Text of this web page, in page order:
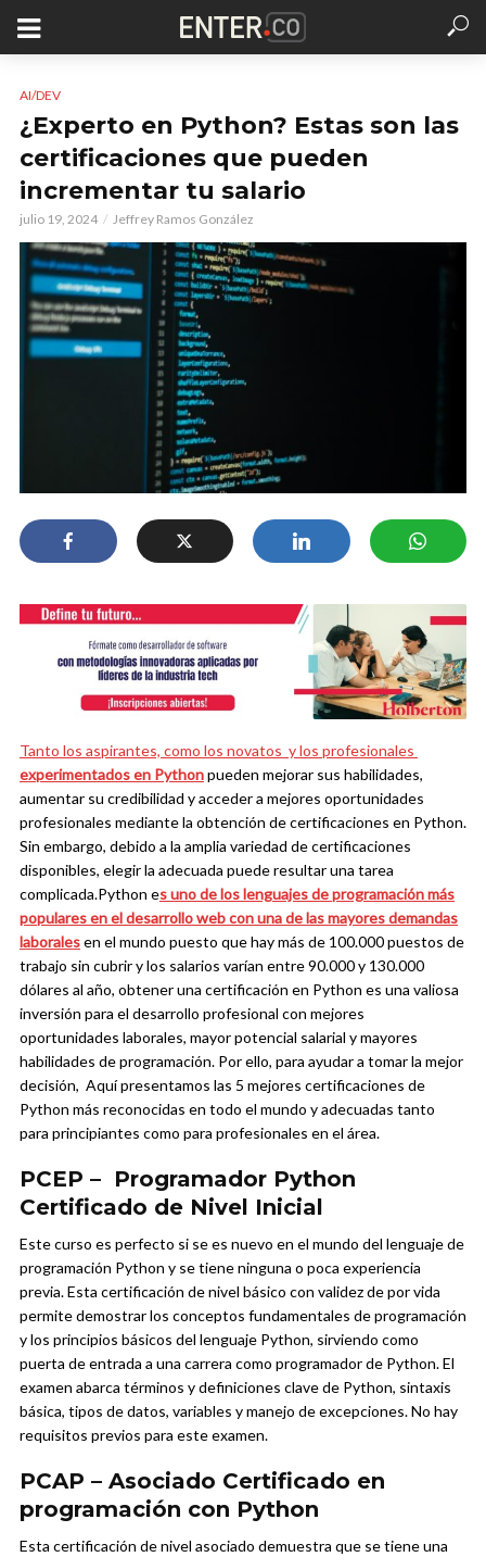
AI/DEV
¿Experto en Python? Estas son las
certificaciones que pueden
incrementar tu salario
julio 19, 2024 Jeffrey Ramos González
Tanto los aspirantes, como los novatos y los profesionales
experimentados en Pythonpueden mejorar sus habilidades,
aumentar su credibilidad y acceder a mejores oportunidades
profesionales mediante la obtención de certificaciones en Python.
Sin embargo, debido a la amplia variedad de certificaciones
disponibles, elegir la adecuada puede resultar una tarea
complicada.Python es uno de los lenguajes de programación más
populares en el desarrollo web con una de las mayores demandas
laboralesen el mundo puesto que hay más de 100.000 puestos de
trabajo sin cubrir y los salarios varían entre 90.000 y 130.000
dólares al año, obtener una certificación en Python es una valiosa
inversión para el desarrollo profesional con mejores
oportunidades laborales, mayor potencial salarial y mayores
habilidades de programación. Por ello, para ayudar a tomar la mejor
decisión, Aquí presentamos las 5 mejores certificaciones de
Python más reconocidas en todo el mundo y adecuadas tanto
para principiantes como para profesionales en el área.
PCEP – Programador Python
Certificado de Nivel Inicial
Este curso es perfecto si se es nuevo en el mundo del lenguaje de
programación Python y se tiene ninguna o poca experiencia
previa. Esta certificación de nivel básico con validez de por vida
permite demostrar los conceptos fundamentales de programación
y los principios básicos del lenguaje Python, sirviendo como
puerta de entrada a una carrera como programador de Python. El
examen abarca términos y definiciones clave de Python, sintaxis
básica, tipos de datos, variables y manejo de excepciones. No hay
requisitos previos para este examen.
PCAP – Asociado Certificado en
programación con Python
Esta certificación de nivel asociado demuestra que se tiene una